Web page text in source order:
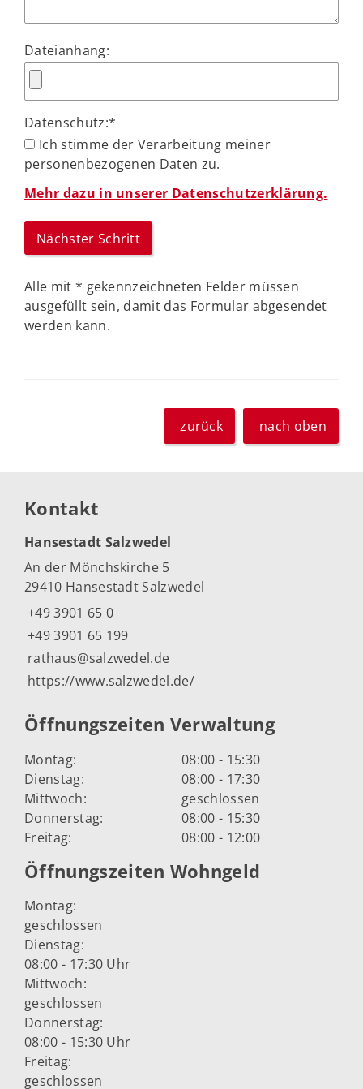
Dateianhang:
Datenschutz:*
Ich stimme der Verarbeitung meiner
personenbezogenen Daten zu.
Mehr dazu in unserer Datenschutzerklärung.
Alle mit * gekennzeichneten Felder müssen
ausgefüllt sein, damit das Formular abgesendet
werden kann.
zurück nach oben
Kontakt
Hansestadt Salzwedel
An der Mönchskirche 5
29410 Hansestadt Salzwedel
+49 3901 65 0
+49 3901 65 199
rathaus@salzwedel.de
https://www.salzwedel.de/
Öffnungszeiten Verwaltung
Montag:
08:00 - 15:30
Dienstag:
08:00 - 17:30
Mittwoch:
geschlossen
Donnerstag:
08:00 - 15:30
Freitag:
08:00 - 12:00
Öffnungszeiten Wohngeld
Montag:
geschlossen
Dienstag:
08:00 - 17:30 Uhr
Mittwoch:
geschlossen
Donnerstag:
08:00 - 15:30 Uhr
Freitag:
geschlossen